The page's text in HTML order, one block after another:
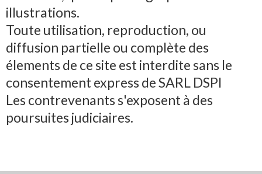
illustrations.
Toute utilisation, reproduction, ou
diffusion partielle ou complète des
élements de ce site est interdite sans le
consentement express de SARL DSPI
Les contrevenants s'exposent à des
poursuites judiciaires.